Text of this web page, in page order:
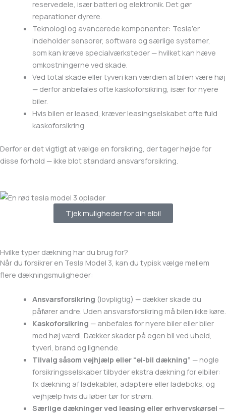
reservedele, især batteri og elektronik. Det gør
reparationer dyrere.
Teknologi og avancerede komponenter: Tesla’er
indeholder sensorer, software og særlige systemer,
som kan kræve specialværksteder — hvilket kan hæve
omkostningerne ved skade.
Ved total skade eller tyveri kan værdien af bilen være høj
— derfor anbefales ofte kaskoforsikring, især for nyere
biler.
Hvis bilen er leased, kræver leasingselskabet ofte fuld
kaskoforsikring.
Derfor er det vigtigt at vælge en forsikring, der tager højde for
disse forhold — ikke blot standard ansvarsforsikring.
Tjek muligheder for din elbil
Hvilke typer dækning har du brug for?
Når du forsikrer en Tesla Model 3, kan du typisk vælge mellem
flere dækningsmuligheder:
Ansvarsforsikring (lovpligtig) — dækker skade du
påfører andre. Uden ansvarsforsikring må bilen ikke køre.
Kaskoforsikring — anbefales for nyere biler eller biler
med høj værdi. Dækker skader på egen bil ved uheld,
tyveri, brand og lignende.
Tilvalg såsom vejhjælp eller “el‑bil dækning” — nogle
forsikringsselskaber tilbyder ekstra dækning for elbiler:
fx dækning af ladekabler, adaptere eller ladeboks, og
vejhjælp hvis du løber tør for strøm.
Særlige dækninger ved leasing eller erhvervskørsel —